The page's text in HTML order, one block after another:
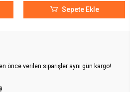
Sepete Ekle
önce verilen siparişler aynı gün kargo!